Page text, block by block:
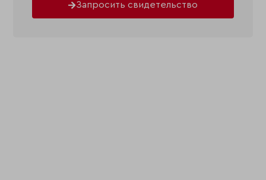
Запросить свидетельство